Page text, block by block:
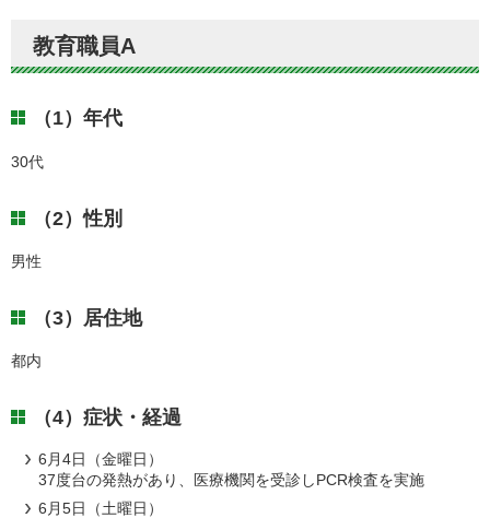
教育職員A
（1）年代
30代
（2）性別
男性
（3）居住地
都内
（4）症状・経過
6月4日（金曜日）
37度台の発熱があり、医療機関を受診しPCR検査を実施
6月5日（土曜日）